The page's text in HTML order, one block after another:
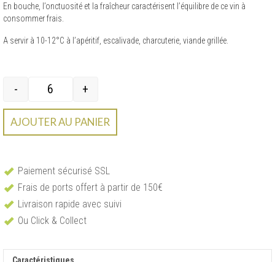
En bouche, l’onctuosité et la fraîcheur caractérisent l’équilibre de ce vin à
consommer frais.
A servir à 10-12°C à l’apéritif, escalivade, charcuterie, viande grillée.
quantité de V de Valmy Rosé 2025 75 cl (par 6 uniquement)
- +
AJOUTER AU PANIER
Paiement sécurisé SSL
Frais de ports offert à partir de 150€
Livraison rapide avec suivi
Ou Click & Collect